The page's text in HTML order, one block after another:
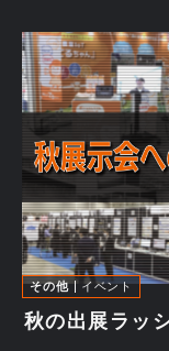
その他 イベント
秋の出展ラッ